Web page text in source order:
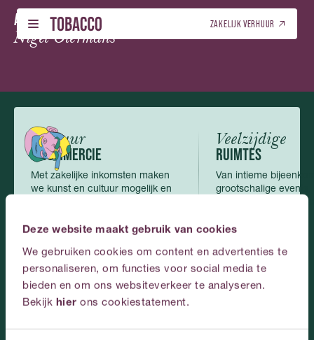
Deze website maakt gebruik van cookies
We gebruiken cookies om content en advertenties te
personaliseren, om functies voor social media te
bieden en om ons websiteverkeer te analyseren.
Bekijk hier ons cookiestatement.
ZAKELIJK VERHUUR
PROGRAMMA – TICKETS
LOCATIEVERHUUR
04 OVER ONS
05 CONTACT
CONTACT
NEDERLANDS
ENGELS (EN)
AMSTERDAM MAGICAL EXPERIENCE MATINEE-
Nigel Otermans
Cultuur
& COMMERCIE
Met zakelijke inkomsten maken
we kunst en cultuur mogelijk en
Veelzijdige
RUIMTES
Van intieme
grootschalige events,
Planjeeventbij
TOBACCO.
Nederlands